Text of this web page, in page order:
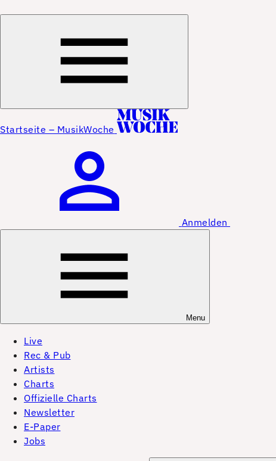
Startseite – MusikWoche
Anmelden
Menu
Live
Rec & Pub
Artists
Charts
Offizielle Charts
Newsletter
E-Paper
Jobs